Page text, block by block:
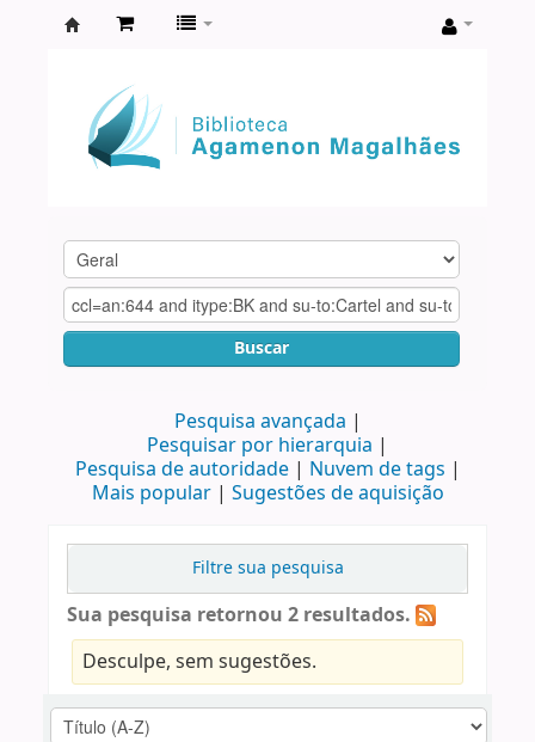
Agamenon
Magalhães
Buscar
Pesquisa avançada
Pesquisar por hierarquia
Pesquisa de autoridade
Nuvem de tags
Mais popular
Sugestões de aquisição
Filtre sua pesquisa
Sua pesquisa retornou 2 resultados.
Desculpe, sem sugestões.